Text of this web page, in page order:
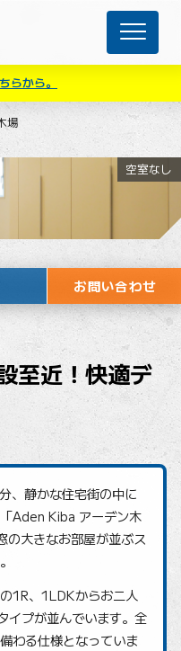
らから。
場
空室なし
お問い合わせ
至近！快適デ
、静かな住宅街の中に
Aden Kiba アーデン木
の大きなお部屋が並ぶス
1R、1LDKからお二人
イプが並んでいます。全
わる仕様となっていま